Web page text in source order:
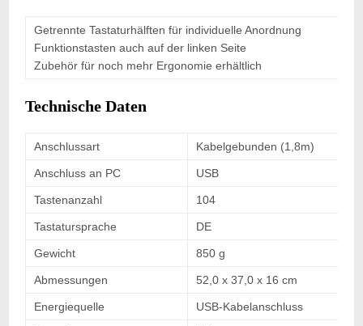
Getrennte Tastaturhälften für individuelle Anordnung
Funktionstasten auch auf der linken Seite
Zubehör für noch mehr Ergonomie erhältlich
Technische Daten
Anschlussart Kabelgebunden (1,8m)
Anschluss an PC USB
Tastenanzahl 104
Tastatursprache DE
Gewicht 850 g
Abmessungen 52,0 x 37,0 x 16 cm
Energiequelle USB-Kabelanschluss